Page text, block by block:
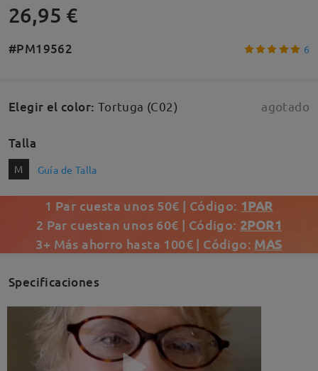
26,95 €
#PM19562 6
Elegir el color: Tortuga (C02) agotado
Talla
M Guía de Talla
1 Par cuesta unos 50€ | Código: 1PAR
2 Par cuestan unos 60€ | Código: 2POR1
3+ Más ahorro hasta 100€ | Código: MAS
Specificaciones